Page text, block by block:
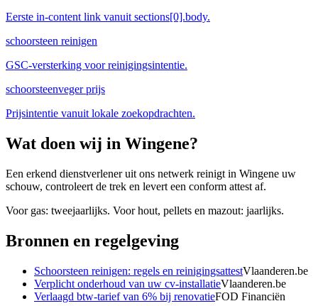
Eerste in-content link vanuit sections[0].body.
schoorsteen reinigen
GSC-versterking voor reinigingsintentie.
schoorsteenveger prijs
Prijsintentie vanuit lokale zoekopdrachten.
Wat doen wij in Wingene?
Een erkend dienstverlener uit ons netwerk reinigt in Wingene uw
schouw, controleert de trek en levert een conform attest af.
Voor gas: tweejaarlijks. Voor hout, pellets en mazout: jaarlijks.
Bronnen en regelgeving
Schoorsteen reinigen: regels en reinigingsattestVlaanderen.be
Verplicht onderhoud van uw cv-installatieVlaanderen.be
Verlaagd btw-tarief van 6% bij renovatieFOD Financiën